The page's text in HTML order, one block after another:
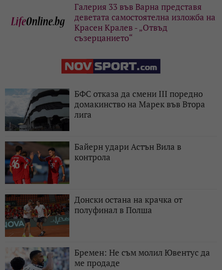
Галерия 33 във Варна представя
деветата самостоятелна изложба на
Красен Кралев - „Отвъд
съзерцанието“
БФС отказа да смени III поредно
домакинство на Марек във Втора
лига
Байерн удари Астън Вила в
контрола
Донски остана на крачка от
полуфинал в Полша
Бремен: Не съм молил Ювентус да
ме продаде